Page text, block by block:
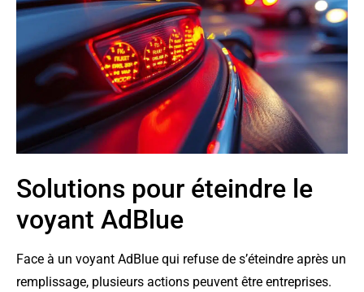
Solutions pour éteindre le
voyant AdBlue
Face à un voyant AdBlue qui refuse de s’éteindre après un
remplissage, plusieurs actions peuvent être entreprises.